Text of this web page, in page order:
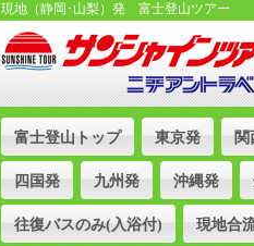
現地（静岡･山梨）発 富士登山ツアー
富士登山トップ 東京発 関
四国発 九州発 沖縄発
往復バスのみ(入浴付) 現地合